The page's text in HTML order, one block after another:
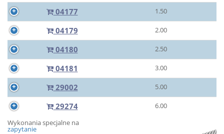
04177 1.50
04179 2.00
04180 2.50
04181 3.00
29002 5.00
29274
6.00
Wykonania specjalne na
zapytanie